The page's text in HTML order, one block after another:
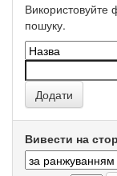
Використовуйте
пошуку.
Вивести на